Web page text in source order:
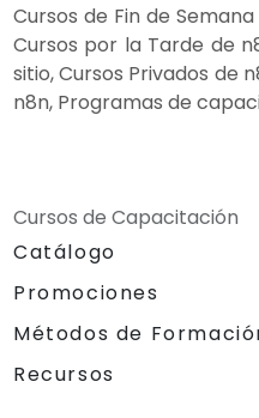
Cursos de Fin de
Cursos por la Tarde de
sitio, Cursos Privados de
n8n, Programas de
Cursos de Capacitación
Catálogo
Promociones
Métodos de
Recursos